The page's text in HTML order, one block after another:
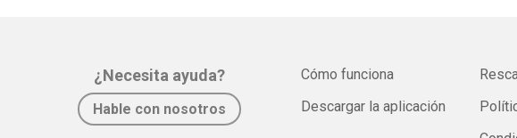
¿Necesita ayuda?
Hable con nosotros
Cómo funciona
Descargar la aplicación